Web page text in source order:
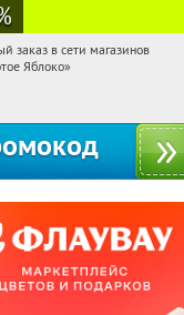
Получи первым!
заказ в сети магазинов
Яблоко»